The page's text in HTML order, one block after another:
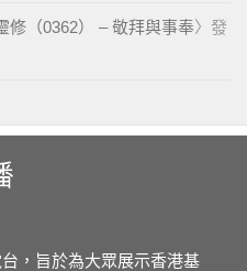
修（0362） – 敬拜與事奉〉發
，旨於為大眾展示香港基